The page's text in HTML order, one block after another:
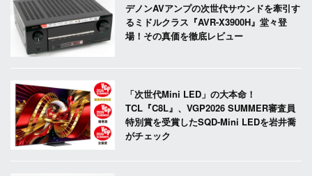
デノンAVアンプの次世代サウンドを牽引す
るミドルクラス『AVR-X3900H』堂々登
場！その真価を徹底レビュー
「次世代Mini LED」の大本命！
TCL『C8L』、VGP2026 SUMMER審査員
特別賞を受賞したSQD-Mini LEDを岩井喬
がチェック